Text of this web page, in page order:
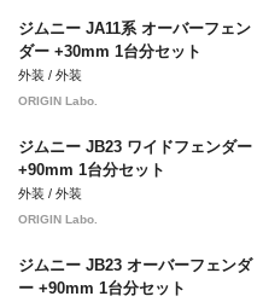
ジムニー JA11系 オーバーフェン
ダー +30mm 1台分セット
外装 / 外装
ORIGIN Labo.
ジムニー JB23 ワイドフェンダー
+90mm 1台分セット
外装 / 外装
ORIGIN Labo.
ジムニー JB23 オーバーフェンダ
ー +90mm 1台分セット